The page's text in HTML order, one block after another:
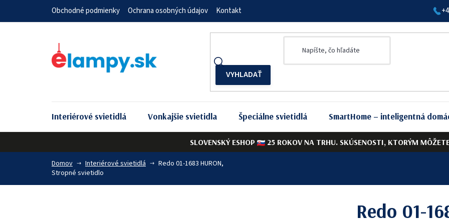
SLOVENSKÝ ESHOP 25 ROKOV NA TRHU. SKÚSENOSTI, KTORÝM
Obchodné podmienky Ochrana osobných údajov Kontakt
Interiérové svietidlá Vonkajšie svietidla Špeciálne svietidlá SmartHome – inteligentná
Domov Interiérové svietidlá
Redo 01-1683 HURON,
Stropné svietidlo
Redo 01-